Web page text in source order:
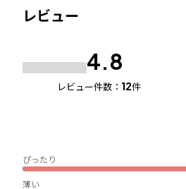
レビュー
4.8
レビュー件数： 12件
ぴったり
薄い